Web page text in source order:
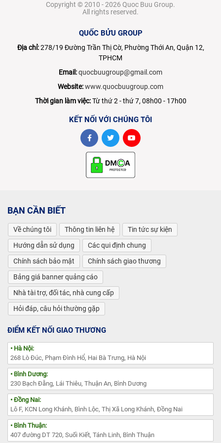
Copyright © 2010 - 2026 Quoc Buu Group.
All rights reserved.
QUỐC BỬU GROUP
Địa chỉ:278/19 Đường Trần Thị Cờ, Phường Thới An, Quận 12,
TPHCM
Email:quocbuugroup@gmail.com
Website:www.quocbuugroup.com
Thời gian làm việc:Từ thứ 2 - thứ 7, 08h00 - 17h00
KẾT NỐI VỚI CHÚNG TÔI
BẠN CẦN BIẾT
Về chúng tôi Thông tin liên hệ
Tin tức sự kiện
Hướng dẫn sử dụng
Các qui định chung
Chính sách bảo mật
Chính sách giao thương
Bảng giá banner quảng cáo
Nhà tài trợ, đối tác, nhà cung cấp
Hỏi đáp, câu hỏi thường gặp
ĐIỂM KẾT NỐI GIAO THƯƠNG
• Hà Nội:
268 Lò Đúc, Phạm Đình Hổ, Hai Bà Trưng, Hà Nội
• Bình Dương:
230 Bạch Đằng, Lái Thiêu, Thuận An, Bình Dương
• Đồng Nai:
Lô F, KCN Long Khánh, Bình Lộc, Thị Xã Long Khánh, Đồng Nai
• Bình Thuận:
407 đường DT 720, Suối Kiết, Tánh Linh, Bình Thuận